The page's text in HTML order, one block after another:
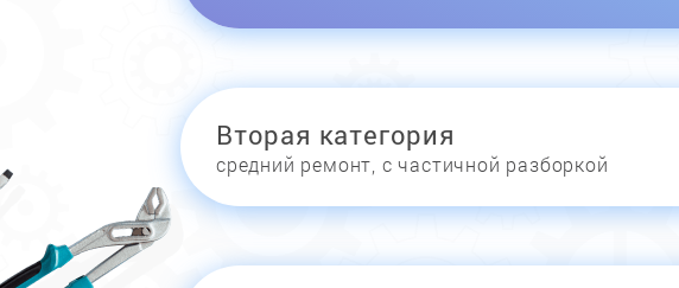
Вторая категория
средний ремонт, с частичной разборкой